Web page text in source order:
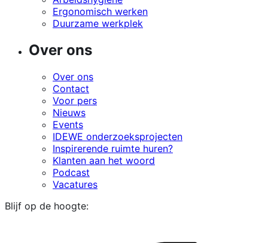
Ergonomisch werken
Duurzame werkplek
Over ons
Over ons
Contact
Voor pers
Nieuws
Events
IDEWE onderzoeksprojecten
Inspirerende ruimte huren?
Klanten aan het woord
Podcast
Vacatures
Blijf op de hoogte: